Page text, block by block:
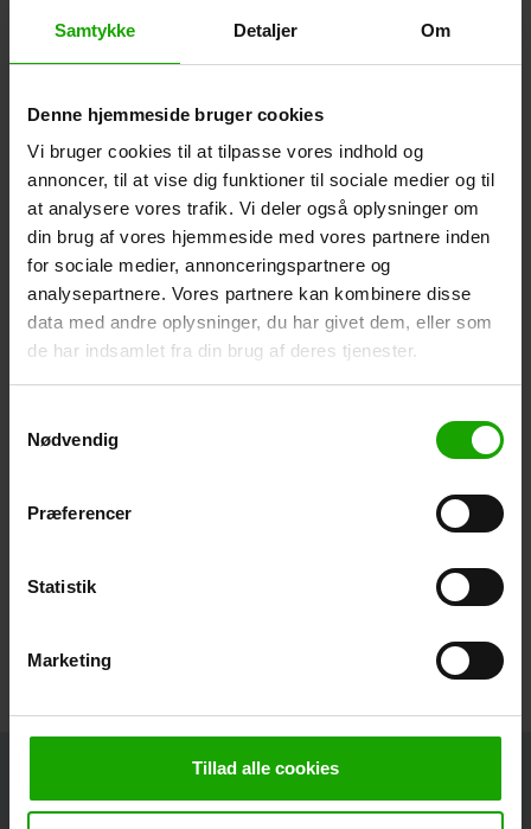
Samtykke Detaljer Om
Denne hjemmeside bruger cookies
Vi bruger cookies til at tilpasse vores indhold og
annoncer, til at vise dig funktioner til sociale medier og til
at analysere vores trafik. Vi deler også oplysninger om
din brug af vores hjemmeside med vores partnere inden
for sociale medier, annonceringspartnere og
analysepartnere. Vores partnere kan kombinere disse
data med andre oplysninger, du har givet dem, eller som
de har indsamlet fra din brug af deres tjenester.
Nødvendig
Præferencer
Statistik
Marketing
Tillad alle cookies
Derma Shower Gel
(200 ml)
Derma Hand Cream
(75 ml)
Udviklet og produceret i
Derma er produceret af DermaPharm A/S · Europavej 10 ·